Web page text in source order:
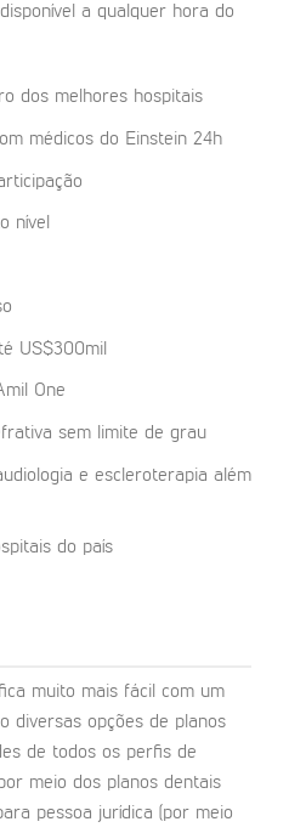
a qualquer hora do
dos melhores hospitais
médicos do Einstein 24h
nível
US$300mil
One
sem limite de grau
e escleroterapia além
do país
muito mais fácil com um
diversas opções de planos
de todos os perfis de
meio dos planos dentais
pessoa jurídica (por meio